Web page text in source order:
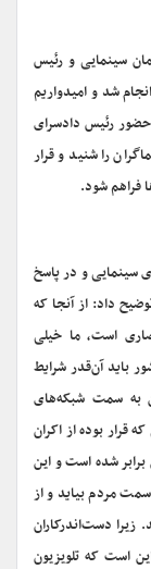
سینمایی و رئیس
شد و امیدواریم
رئیس دادسرای
را شنید و قرار
فراهم شود.
سینمایی و در پاسخ
داد: از آنجا که
است، ما خیلی
باید آن‌قدر شرایط
به سمت شبکه‌های
قرار بوده از اکران
شده است و این
مردم بیاید و از
زیرا دست‌اندرکاران
است که تلویزیون